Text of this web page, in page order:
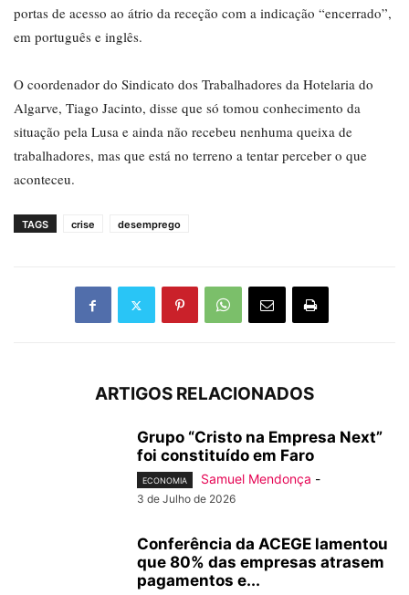
portas de acesso ao átrio da receção com a indicação “encerrado”,
em português e inglês.
O coordenador do Sindicato dos Trabalhadores da Hotelaria do
Algarve, Tiago Jacinto, disse que só tomou conhecimento da
situação pela Lusa e ainda não recebeu nenhuma queixa de
trabalhadores, mas que está no terreno a tentar perceber o que
aconteceu.
TAGS crise desemprego
ARTIGOS RELACIONADOS
Grupo “Cristo na Empresa Next”
foi constituído em Faro
ECONOMIA Samuel Mendonça -
3 de Julho de 2026
Conferência da ACEGE lamentou
que 80% das empresas atrasem
pagamentos e...